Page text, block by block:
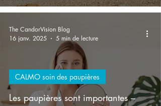
Les paupières sont importantes –
CALMO soin des paupières
The CandorVision Blog
16 janv. 2025
5 min de lecture